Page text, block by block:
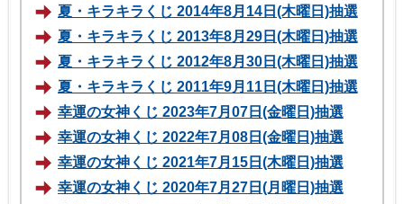
夏・キラキラくじ 2014年8月14日(木曜日)抽選
夏・キラキラくじ 2013年8月29日(木曜日)抽選
夏・キラキラくじ 2012年8月30日(木曜日)抽選
夏・キラキラくじ 2011年9月11日(木曜日)抽選
幸運の女神くじ 2023年7月07日(金曜日)抽選
幸運の女神くじ 2022年7月08日(金曜日)抽選
幸運の女神くじ 2021年7月15日(木曜日)抽選
幸運の女神くじ 2020年7月27日(月曜日)抽選